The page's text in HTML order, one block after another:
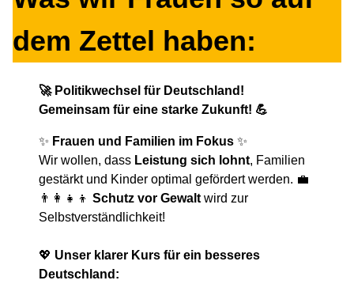
dem Zettel haben:
🚀 Politikwechsel für Deutschland!
Gemeinsam für eine starke Zukunft! 💪
✨ Frauen und Familien im Fokus ✨
Wir wollen, dass Leistung sich lohnt, Familien
gestärkt und Kinder optimal gefördert werden. 💼
👨‍👩‍👧‍👦Schutz vor Gewalt wird zur
Selbstverständlichkeit!
💖 Unser klarer Kurs für ein besseres
Deutschland: